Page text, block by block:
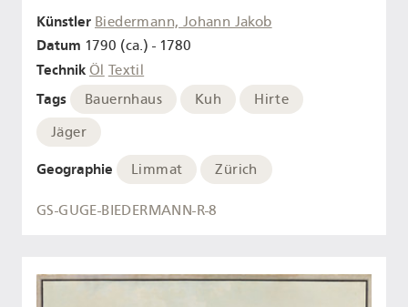
Künstler Biedermann, Johann Jakob
Datum 1790 (ca.) - 1780
Technik Öl Textil
Tags Bauernhaus Kuh
Hirte
Jäger
Geographie Limmat Zürich
GS-GUGE-BIEDERMANN-R-8